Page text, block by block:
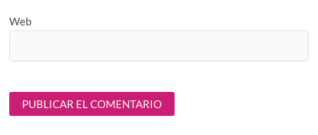
Web